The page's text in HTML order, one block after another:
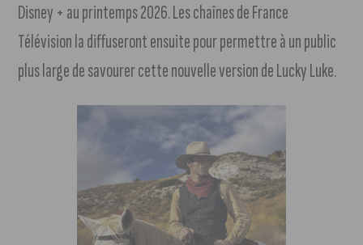
Disney + au printemps 2026. Les chaînes de France
Télévision la diffuseront ensuite pour permettre à un public
plus large de savourer cette nouvelle version de Lucky Luke.